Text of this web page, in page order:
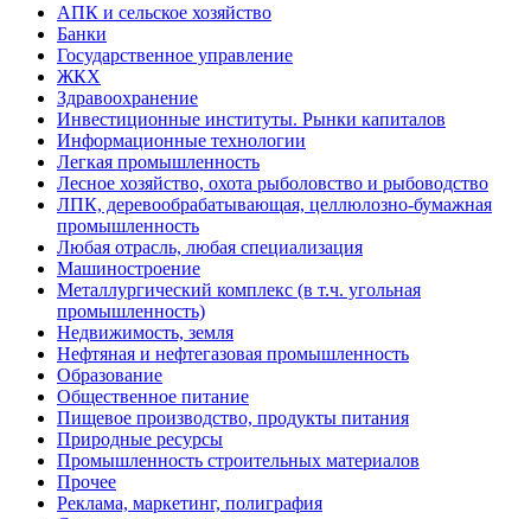
АПК и сельское хозяйство
Банки
Государственное управление
ЖКХ
Здравоохранение
Инвестиционные институты. Рынки капиталов
Информационные технологии
Легкая промышленность
Лесное хозяйство, охота рыболовство и рыбоводство
ЛПК, деревообрабатывающая, целлюлозно-бумажная
промышленность
Любая отрасль, любая специализация
Машиностроение
Металлургический комплекс (в т.ч. угольная
промышленность)
Недвижимость, земля
Нефтяная и нефтегазовая промышленность
Образование
Общественное питание
Пищевое производство, продукты питания
Природные ресурсы
Промышленность строительных материалов
Прочее
Реклама, маркетинг, полиграфия